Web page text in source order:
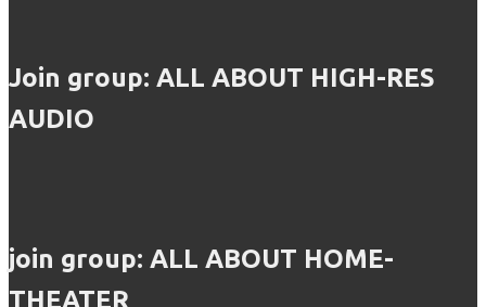
Join group: ALL ABOUT HIGH-RES
AUDIO
join group: ALL ABOUT HOME-
THEATER